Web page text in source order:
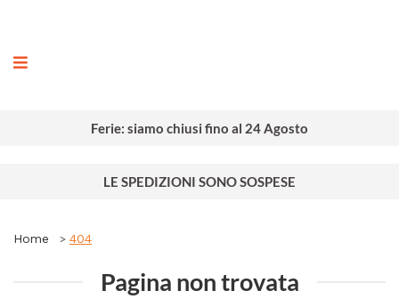
Ferie: siamo chiusi fino al 24 Agosto
LE SPEDIZIONI SONO SOSPESE
Home 404
Pagina non trovata